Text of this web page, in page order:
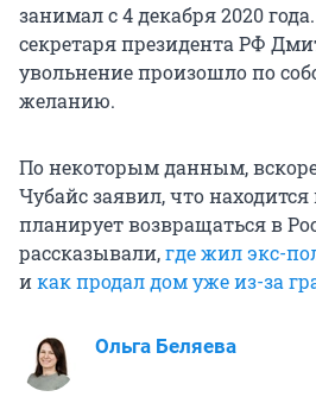
занимал с 4 декабря 2020
секретаря президента РФ
увольнение произошло по
желанию.
По некоторым данным,
Чубайс заявил, что
планирует возвращаться в
рассказывали,где жил экс-
икак продал дом уже из-за
Ольга Беляева